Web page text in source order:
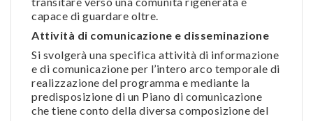
capace di guardare oltre.
Attività di comunicazione e disseminazione
Si svolgerà una specifica attività di informazione
e di comunicazione per l’intero arco temporale di
realizzazione del programma e mediante la
predisposizione di un Piano di comunicazione
che tiene conto della diversa composizione del